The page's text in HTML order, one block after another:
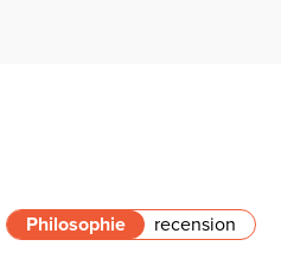
Philosophie recension